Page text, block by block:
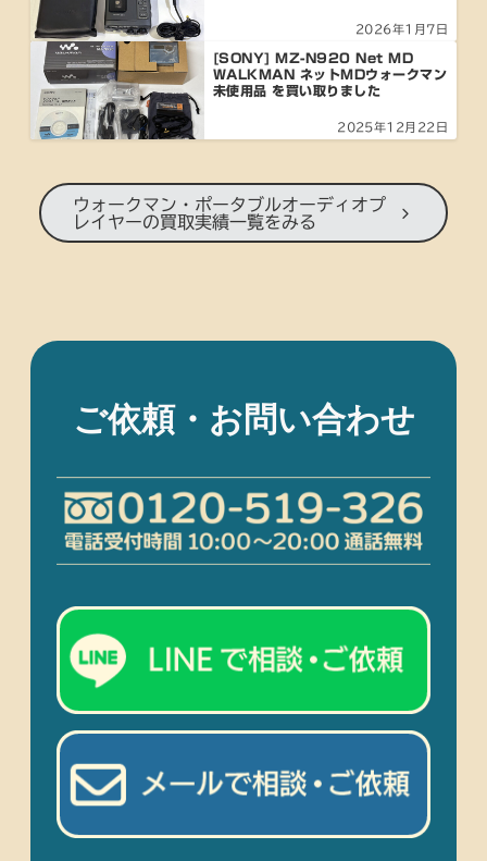
2026年1月7日
[SONY] MZ-N920 Net MD
WALKMAN ネットMDウォークマン
未使用品 を買い取りました
2025年12月22日
ウォークマン・ポータブルオーディオプ
レイヤーの買取実績一覧をみる
ご依頼・お問い合わせ